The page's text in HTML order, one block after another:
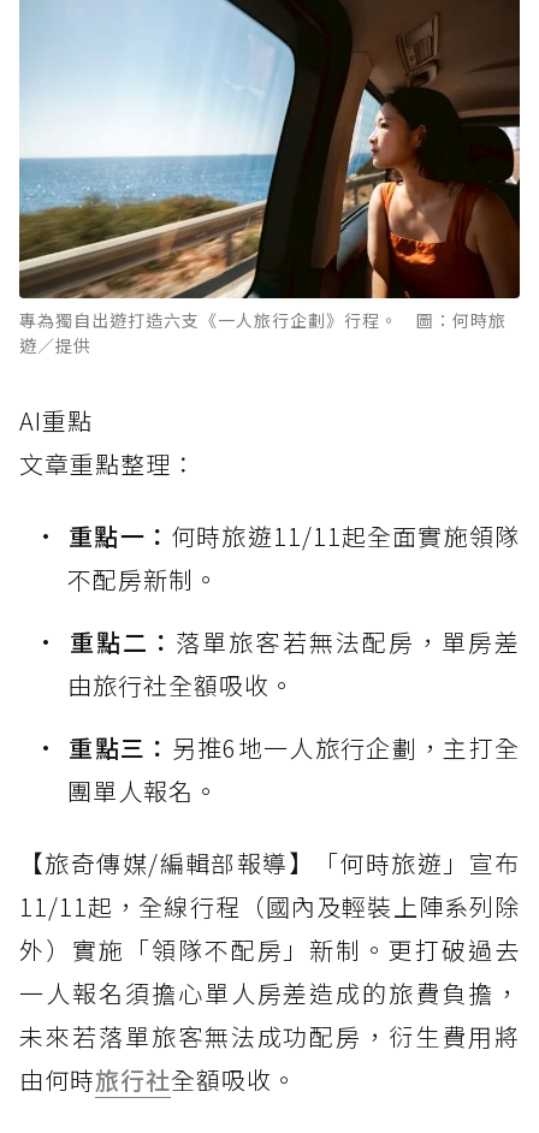
專為獨自出遊打造六支《一人旅行企劃》行程。 圖：何時旅
遊／提供
AI重點
文章重點整理：
重點一： 何時旅遊11/11起全面實施領隊
不配房新制。
重點二： 落單旅客若無法配房，單房差
由旅行社全額吸收。
重點三： 另推6地一人旅行企劃，主打全
團單人報名。
【旅奇傳媒/編輯部報導】「何時旅遊」宣布
11/11起，全線行程（國內及輕裝上陣系列除
外）實施「領隊不配房」新制。更打破過去
一人報名須擔心單人房差造成的旅費負擔，
未來若落單旅客無法成功配房，衍生費用將
由何時旅行社全額吸收。